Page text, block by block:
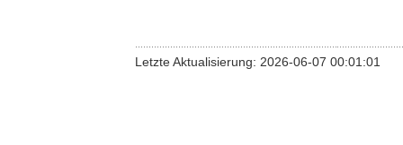
Letzte Aktualisierung: 2026-06-07 00:01:01